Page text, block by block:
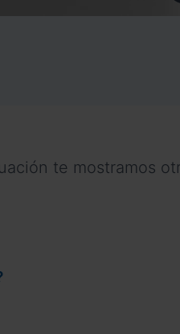
te mostramos